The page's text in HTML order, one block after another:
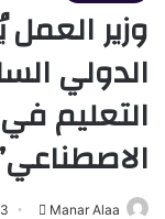
وزير
الدولي
التعليم
Manar Alaa
أرسل 3 نوفمبر، 2024